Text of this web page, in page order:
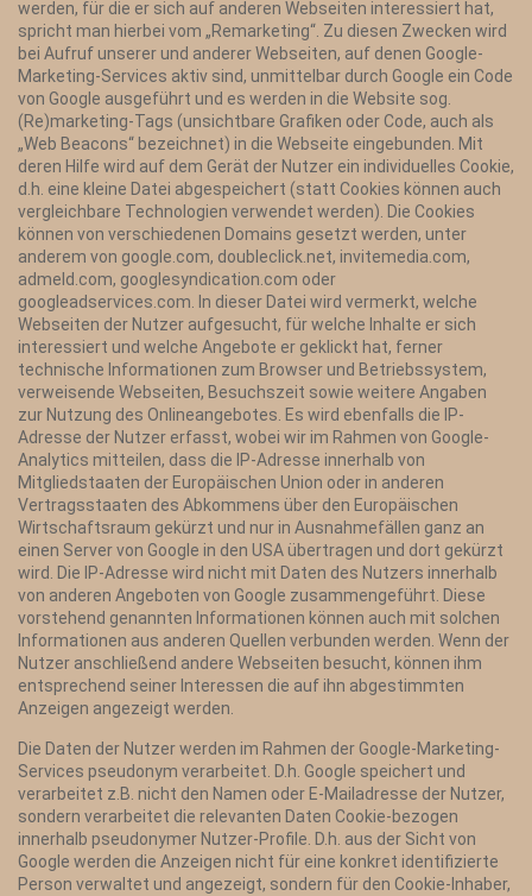
werden, für die er sich auf anderen Webseiten interessiert hat,
spricht man hierbei vom „Remarketing“. Zu diesen Zwecken wird
bei Aufruf unserer und anderer Webseiten, auf denen Google-
Marketing-Services aktiv sind, unmittelbar durch Google ein Code
von Google ausgeführt und es werden in die Website sog.
(Re)marketing-Tags (unsichtbare Grafiken oder Code, auch als
„Web Beacons“ bezeichnet) in die Webseite eingebunden. Mit
deren Hilfe wird auf dem Gerät der Nutzer ein individuelles Cookie,
d.h. eine kleine Datei abgespeichert (statt Cookies können auch
vergleichbare Technologien verwendet werden). Die Cookies
können von verschiedenen Domains gesetzt werden, unter
anderem von google.com, doubleclick.net, invitemedia.com,
admeld.com, googlesyndication.com oder
googleadservices.com. In dieser Datei wird vermerkt, welche
Webseiten der Nutzer aufgesucht, für welche Inhalte er sich
interessiert und welche Angebote er geklickt hat, ferner
technische Informationen zum Browser und Betriebssystem,
verweisende Webseiten, Besuchszeit sowie weitere Angaben
zur Nutzung des Onlineangebotes. Es wird ebenfalls die IP-
Adresse der Nutzer erfasst, wobei wir im Rahmen von Google-
Analytics mitteilen, dass die IP-Adresse innerhalb von
Mitgliedstaaten der Europäischen Union oder in anderen
Vertragsstaaten des Abkommens über den Europäischen
Wirtschaftsraum gekürzt und nur in Ausnahmefällen ganz an
einen Server von Google in den USA übertragen und dort gekürzt
wird. Die IP-Adresse wird nicht mit Daten des Nutzers innerhalb
von anderen Angeboten von Google zusammengeführt. Diese
vorstehend genannten Informationen können auch mit solchen
Informationen aus anderen Quellen verbunden werden. Wenn der
Nutzer anschließend andere Webseiten besucht, können ihm
entsprechend seiner Interessen die auf ihn abgestimmten
Anzeigen angezeigt werden.
Die Daten der Nutzer werden im Rahmen der Google-Marketing-
Services pseudonym verarbeitet. D.h. Google speichert und
verarbeitet z.B. nicht den Namen oder E-Mailadresse der Nutzer,
sondern verarbeitet die relevanten Daten Cookie-bezogen
innerhalb pseudonymer Nutzer-Profile. D.h. aus der Sicht von
Google werden die Anzeigen nicht für eine konkret identifizierte
Person verwaltet und angezeigt, sondern für den Cookie-Inhaber,